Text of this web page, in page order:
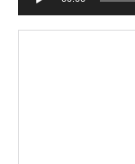
de